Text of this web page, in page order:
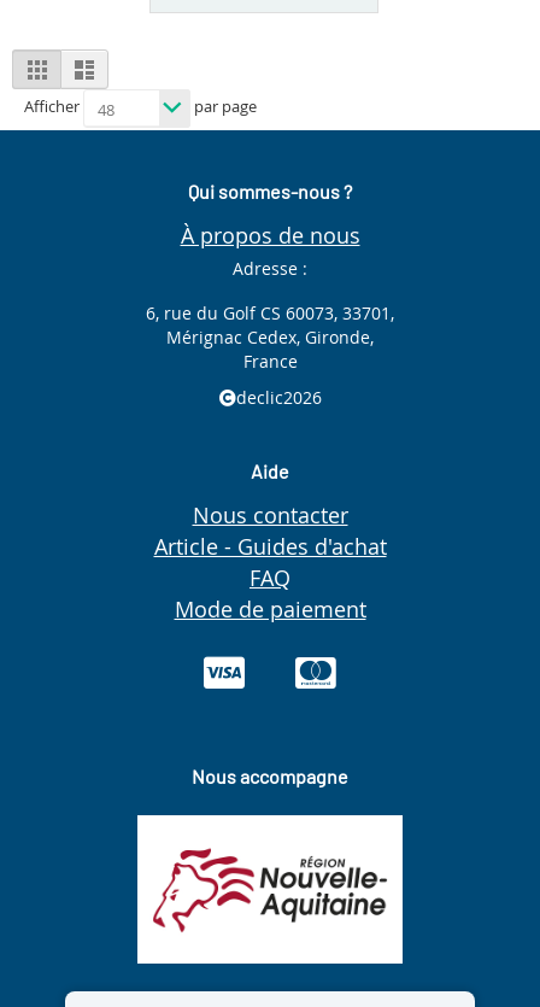
View
as
Grid List
Afficher par page
Qui sommes-nous ?
À propos de nous
Adresse :
6, rue du Golf CS 60073, 33701,
Mérignac Cedex, Gironde,
France
declic2026
Aide
Nous contacter
Article - Guides d'achat
FAQ
Mode de paiement
Nous accompagne